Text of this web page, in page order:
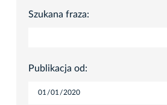
Szukana fraza:
Publikacja od: